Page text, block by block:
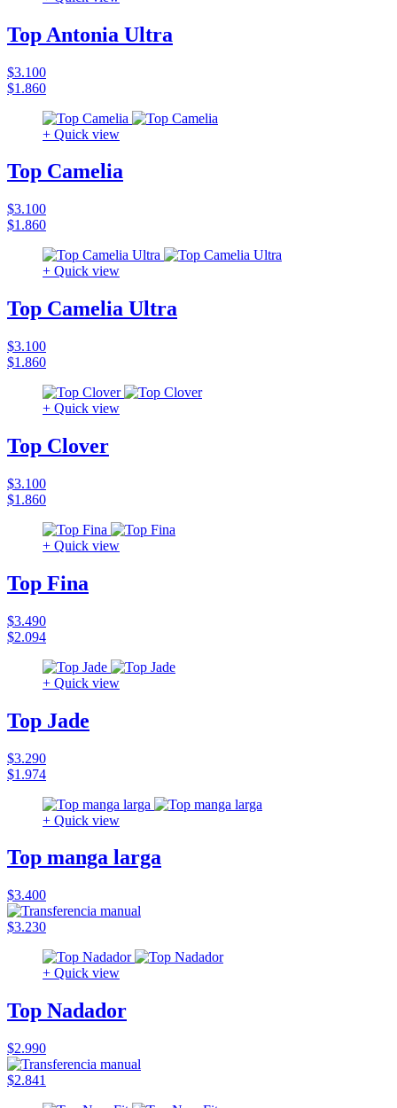
Top Antonia Ultra
$3.100
$1.860
+ Quick view
Top Camelia
$3.100
$1.860
+ Quick view
Top Camelia Ultra
$3.100
$1.860
+ Quick view
Top Clover
$3.100
$1.860
+ Quick view
Top Fina
$3.490
$2.094
+ Quick view
Top Jade
$3.290
$1.974
+ Quick view
Top manga larga
$3.400
$3.230
+ Quick view
Top Nadador
$2.990
$2.841